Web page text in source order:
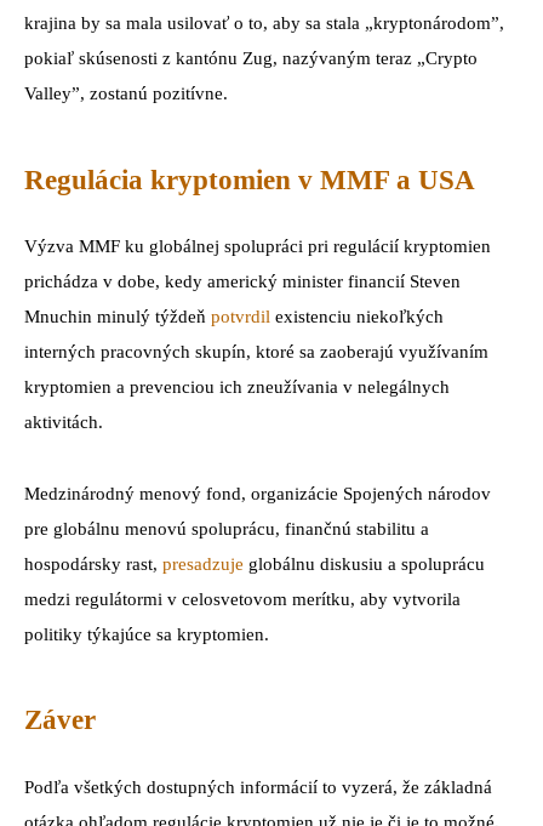
krajina by sa mala usilovať o to, aby sa stala „kryptonárodom”,
pokiaľ skúsenosti z kantónu Zug, nazývaným teraz „Crypto
Valley”, zostanú pozitívne.
Regulácia kryptomien v MMF a USA
Výzva MMF ku globálnej spolupráci pri regulácií kryptomien
prichádza v dobe, kedy americký minister financií Steven
Mnuchin minulý týždeň potvrdil existenciu niekoľkých
interných pracovných skupín, ktoré sa zaoberajú využívaním
kryptomien a prevenciou ich zneužívania v nelegálnych
aktivitách.
Medzinárodný menový fond, organizácie Spojených národov
pre globálnu menovú spoluprácu, finančnú stabilitu a
hospodársky rast, presadzuje globálnu diskusiu a spoluprácu
medzi regulátormi v celosvetovom merítku, aby vytvorila
politiky týkajúce sa kryptomien.
Záver
Podľa všetkých dostupných informácií to vyzerá, že základná
otázka ohľadom regulácie kryptomien už nie je či je to možné,